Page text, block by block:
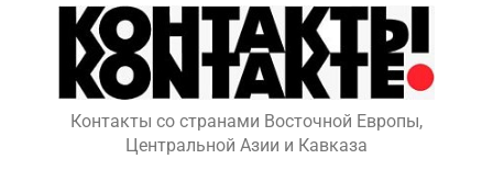
content
Контакты со странами Восточной Европы,
Центральной Азии и Кавказа